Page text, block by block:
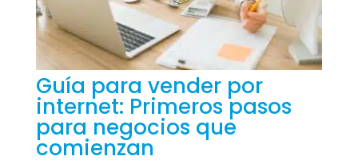
Guía para vender por
internet: Primeros pasos
para negocios que
comienzan